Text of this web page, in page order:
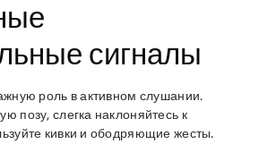
сигналы
роль в активном слушании.
позу, слегка наклоняйтесь к
кивки и ободряющие жесты.